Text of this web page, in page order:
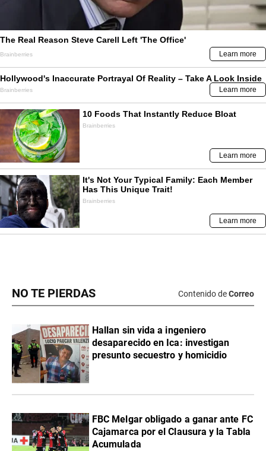
NO TE PIERDAS Contenido deCorreo
Hallan sin vida a ingeniero
desaparecido en Ica: investigan
presunto secuestro y homicidio
FBC Melgar obligado a ganar ante FC
Cajamarca por el Clausura y la Tabla
Acumulada